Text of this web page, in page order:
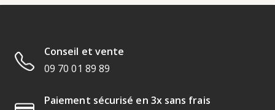
Conseil et vente
09 70 01 89 89
Paiement sécurisé en 3x sans frais